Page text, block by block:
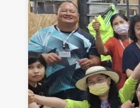
你
有
我》